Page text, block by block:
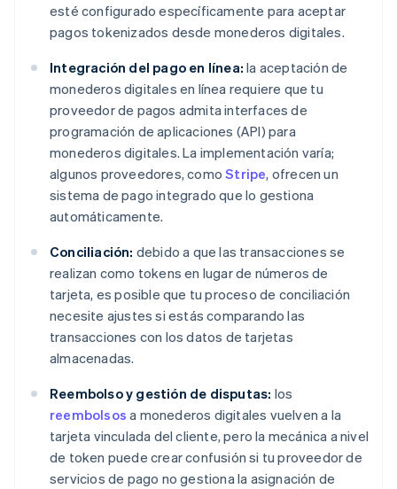
esté configurado específicamente para aceptar
pagos tokenizados desde monederos digitales.
Integración del pago en línea: la aceptación de
monederos digitales en línea requiere que tu
proveedor de pagos admita interfaces de
programación de aplicaciones (API) para
monederos digitales. La implementación varía;
algunos proveedores, comoStripe, ofrecen un
sistema de pago integrado que lo gestiona
automáticamente.
Conciliación: debido a que las transacciones se
realizan como tokens en lugar de números de
tarjeta, es posible que tu proceso de conciliación
necesite ajustes si estás comparando las
transacciones con los datos de tarjetas
almacenadas.
Reembolso y gestión de disputas: los
reembolsos a monederos digitales vuelven a la
tarjeta vinculada del cliente, pero la mecánica a nivel
de token puede crear confusión si tu proveedor de
servicios de pago no gestiona la asignación de